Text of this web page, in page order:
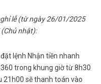
lễ (từ ngày 26/01/2025
nhật):
lệnh Nhận tiền nhanh
trong khung giờ từ 8h30
21h00 sẽ thanh toán vào